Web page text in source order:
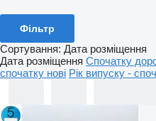
Фільтр
Сортування: Дата розміщення
Дата розміщення Спочатку
спочатку нові Рік випуску -